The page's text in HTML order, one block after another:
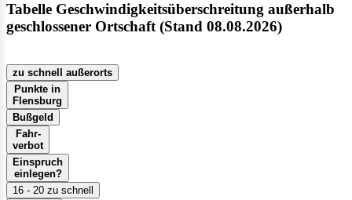
Tabelle Geschwindigkeitsüberschreitung außerhalb
geschlossener Ortschaft (Stand 08.08.2026)
zu schnell außerorts
Punkte in
Flensburg
Bußgeld
Fahr-
verbot
Einspruch
einlegen?
16 - 20 zu schnell